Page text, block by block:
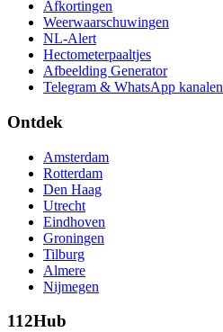
Afkortingen
Weerwaarschuwingen
NL-Alert
Hectometerpaaltjes
Afbeelding Generator
Telegram & WhatsApp kanalen
Ontdek
Amsterdam
Rotterdam
Den Haag
Utrecht
Eindhoven
Groningen
Tilburg
Almere
Nijmegen
112Hub